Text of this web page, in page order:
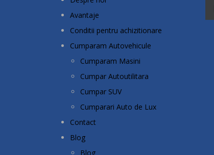
Avantaje
Conditii pentru achizitionare
Cumparam Autovehicule
Cumparam Masini
Cumpar Autoutilitara
Cumpar SUV
Cumparari Auto de Lux
Contact
Blog
Blog